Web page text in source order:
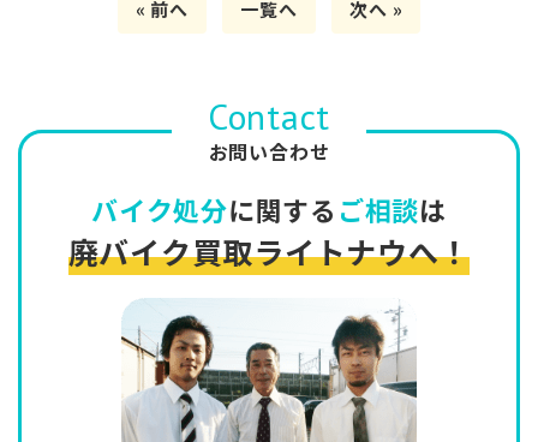
« 前へ 一覧へ 次へ »
Contact
お問い合わせ
バイク処分に関する ご相談は
廃バイク買取ライトナウへ！